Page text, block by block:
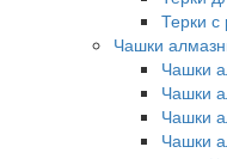
Терки
Чашки
Чашки
Чашки
Чашки
Чашки